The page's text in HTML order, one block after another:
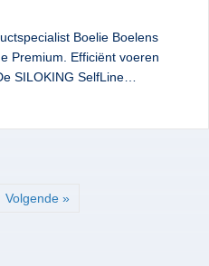
Boelie Boelens
Premium. Efficiënt voeren
SILOKING SelfLine…
Volgende »